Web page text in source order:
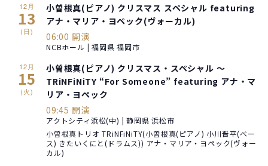
12月
13
(日)
小曽根真(ピアノ) クリスマス スペシャル featuring
アナ・マリア・ヨペック(ヴォーカル)
06:00 開演
NCBホール | 福岡県 福岡市
12月
15
(火)
小曽根真(ピアノ) クリスマス・スペシャル ～
TRiNFiNiTY “For Someone” featuring アナ・マ
リア・ヨペック
09:45 開演
アクトシティ浜松(中) | 静岡県 浜松市
小曽根真トリオ TRiNFiNiTY(小曽根真(ピアノ) 小川晋平(ベー
ス) きたいくにと(ドラムス)) アナ・マリア・ヨペック(ヴォー
カル)